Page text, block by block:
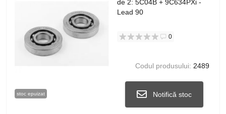
stoc epuizat
de 2: 5C04B + 9C634PXi -
Lead 90
0
Codul produsului: 2489
Notifică stoc